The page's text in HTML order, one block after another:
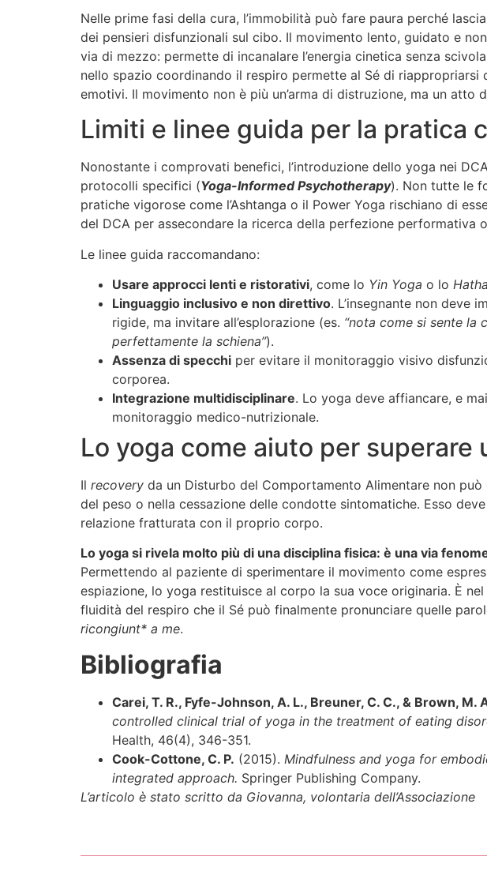
Nelle prime fasi della cura, l’immobilità può fare paura perché
dei pensieri disfunzionali sul cibo. Il movimento lento, guidato e
via di mezzo: permette di incanalare l’energia cinetica senza
nello spazio coordinando il respiro permette al Sé di
emotivi. Il movimento non è più un’arma di distruzione, ma un atto
Limiti e linee guida per la pratica
Nonostante i comprovati benefici, l’introduzione dello yoga nei
protocolli specifici (Yoga-Informed Psychotherapy). Non tutte le
pratiche vigorose come l’Ashtanga o il Power Yoga rischiano di
del DCA per assecondare la ricerca della perfezione performativa
Le linee guida raccomandano:
Usare approcci lenti e ristorativi, come lo Yin Yoga o lo
Linguaggio inclusivo e non direttivo. L’insegnante non deve
rigide, ma invitare all’esplorazione (es. “nota come si sente la
perfettamente la schiena”).
Assenza di specchi per evitare il monitoraggio visivo
corporea.
Integrazione multidisciplinare. Lo yoga deve affiancare, e
monitoraggio medico-nutrizionale.
Lo yoga come aiuto per superare
Il recovery da un Disturbo del Comportamento Alimentare non
del peso o nella cessazione delle condotte sintomatiche. Esso
relazione fratturata con il proprio corpo.
Lo yoga si rivela molto più di una disciplina fisica: è una via
Permettendo al paziente di sperimentare il movimento come
espiazione, lo yoga restituisce al corpo la sua voce originaria. È
fluidità del respiro che il Sé può finalmente pronunciare quelle
ricongiunt* a me.
Bibliografia
Carei, T. R., Fyfe-Johnson, A. L., Breuner, C. C., & Brown, M.
controlled clinical trial of yoga in the treatment of eating
Health, 46(4), 346-351.
Cook-Cottone, C. P. (2015). Mindfulness and yoga for
integrated approach. Springer Publishing Company.
L’articolo è stato scritto da Giovanna, volontaria dell’Associazione